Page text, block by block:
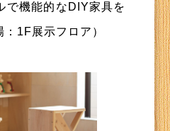
で機能的なDIY家具を
1F展示フロア）